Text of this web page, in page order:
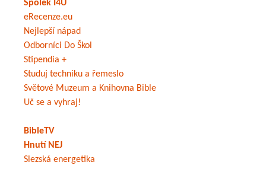
Spolek I4U
eRecenze.eu
Nejlepší nápad
Odborníci Do Škol
Stipendia +
Studuj techniku a řemeslo
Světové Muzeum a Knihovna Bible
Uč se a vyhraj!
BibleTV
Hnutí NEJ
Slezská energetika